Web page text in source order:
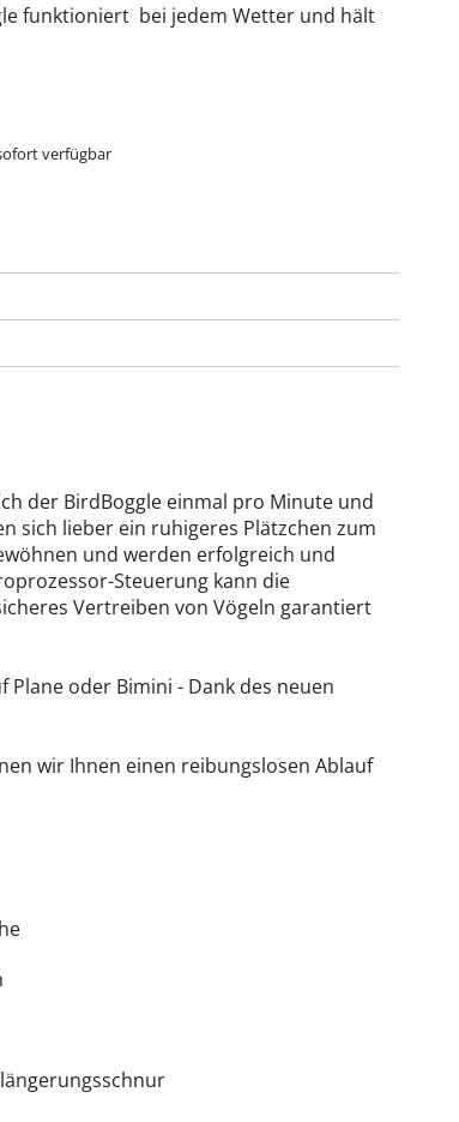
funktioniert bei jedem Wetter und hält
verfügbar
der BirdBoggle einmal pro Minute und
sich lieber ein ruhigeres Plätzchen zum
und werden erfolgreich und
Steuerung kann die
Vertreiben von Vögeln garantiert
oder Bimini - Dank des neuen
wir Ihnen einen reibungslosen Ablauf